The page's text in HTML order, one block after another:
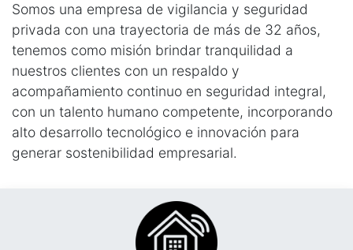
Somos una empresa de vigilancia y seguridad
privada con una trayectoria de más de 32 años,
tenemos como misión brindar tranquilidad a
nuestros clientes con un respaldo y
acompañamiento continuo en seguridad integral,
con un talento humano competente, incorporando
alto desarrollo tecnológico e innovación para
generar sostenibilidad empresarial.